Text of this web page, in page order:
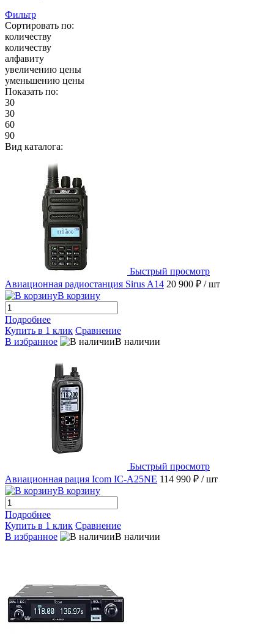
Фильтр
Сортировать по:
количеству
количеству
алфавиту
увеличению цены
уменьшению цены
Показать по:
30
30
60
90
Вид каталога:
Быстрый просмотр
Авиационная радиостанция Sirus A14 20 900 ₽ / шт
В корзину
Подробнее
Купить в 1 клик Сравнение
В избранное
В наличии
Быстрый просмотр
Авиационная рация Icom IC-A25NE 114 990 ₽ / шт
В корзину
Подробнее
Купить в 1 клик Сравнение
В избранное
В наличии